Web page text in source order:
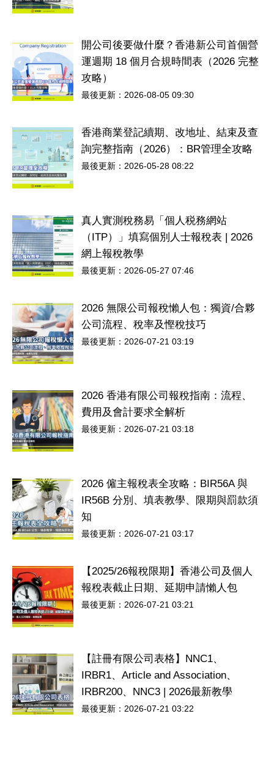
開公司後要做什麼？香港新公司首個營
運週期 18 個月合規時間表（2026 完整
攻略）
最後更新：2026-08-05 09:30
香港商業登記續期、改地址、結束及查
詢完整指南（2026）：BR管理全攻略
最後更新：2026-05-28 08:22
真人實測稅務易「個人税務網站
（ITP）」填寫個別人士報稅表 | 2026
網上報稅教學
最後更新：2026-05-27 07:46
2026 無限公司報稅懶人包：獨資/合夥
公司流程、稅率及慳稅技巧
最後更新：2026-07-21 03:19
2026 香港有限公司報稅指南：流程、
費用及會計要求全解析
最後更新：2026-07-21 03:18
2026 僱主報稅表全攻略：BIR56A 與
IR56B 分別、填表教學、限期與罰款須
知
最後更新：2026-07-21 03:17
【2025/26報稅限期】香港公司及個人
報稅表截止日期、延期申請懶人包
最後更新：2026-07-21 03:21
【註冊有限公司表格】NNC1、
IRBR1、Article and Association、
IRBR200、NNC3 | 2026最新教學
最後更新：2026-07-21 03:22